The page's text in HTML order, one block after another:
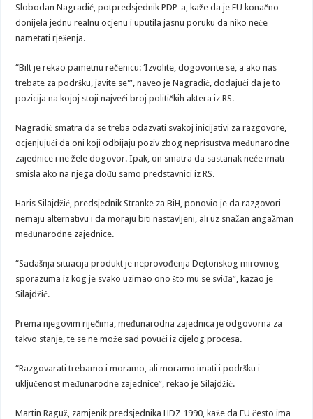
Slobodan Nagradić, potpredsjednik PDP-a, kaže da je EU konačno
donijela jednu realnu ocjenu i uputila jasnu poruku da niko neće
nametati rješenja.
“Bilt je rekao pametnu rečenicu: ‘Izvolite, dogovorite se, a ako nas
trebate za podršku, javite se'”, naveo je Nagradić, dodajući da je to
pozicija na kojoj stoji najveći broj političkih aktera iz RS.
Nagradić smatra da se treba odazvati svakoj inicijativi za razgovore,
ocjenjujući da oni koji odbijaju poziv zbog neprisustva međunarodne
zajednice i ne žele dogovor. Ipak, on smatra da sastanak neće imati
smisla ako na njega dođu samo predstavnici iz RS.
Haris Silajdžić, predsjednik Stranke za BiH, ponovio je da razgovori
nemaju alternativu i da moraju biti nastavljeni, ali uz snažan angažman
međunarodne zajednice.
“Sadašnja situacija produkt je neprovođenja Dejtonskog mirovnog
sporazuma iz kog je svako uzimao ono što mu se sviđa”, kazao je
Silajdžić.
Prema njegovim riječima, međunarodna zajednica je odgovorna za
takvo stanje, te se ne može sad povući iz cijelog procesa.
“Razgovarati trebamo i moramo, ali moramo imati i podršku i
uključenost međunarodne zajednice”, rekao je Silajdžić.
Martin Raguž, zamjenik predsjednika HDZ 1990, kaže da EU često ima